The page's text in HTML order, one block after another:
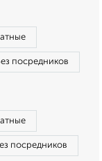
посредников
посредников